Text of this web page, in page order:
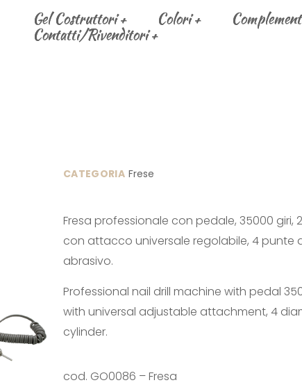
Gel Costruttori Colori
Contatti/Rivenditori
Gel Costruttori Colori
Contatti/Rivenditori
CATEGORIA Frese
Fresa professionale con pedale, 35000 giri,
con attacco universale regolabile, 4 punte
abrasivo.
Professional nail drill machine with pedal
with universal adjustable attachment, 4
cylinder.
cod. GO0086 – Fresa